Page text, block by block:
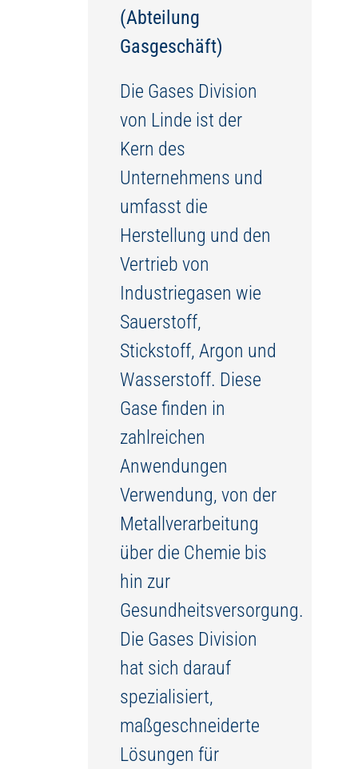
(Abteilung
Gasgeschäft)
Die Gases Division
von Linde ist der
Kern des
Unternehmens und
umfasst die
Herstellung und den
Vertrieb von
Industriegasen wie
Sauerstoff,
Stickstoff, Argon und
Wasserstoff. Diese
Gase finden in
zahlreichen
Anwendungen
Verwendung, von der
Metallverarbeitung
über die Chemie bis
hin zur
Gesundheitsversorgung.
Die Gases Division
hat sich darauf
spezialisiert,
maßgeschneiderte
Lösungen für